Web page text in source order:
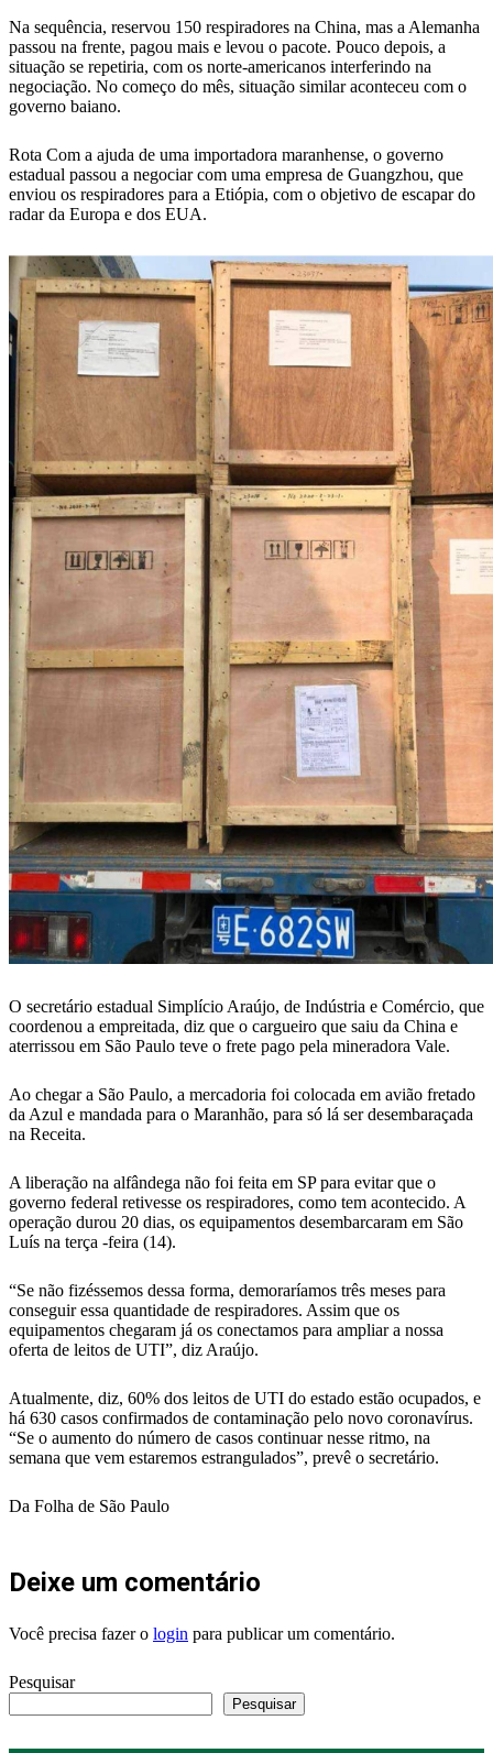
Na sequência, reservou 150 respiradores na China, mas a Alemanha
passou na frente, pagou mais e levou o pacote. Pouco depois, a
situação se repetiria, com os norte-americanos interferindo na
negociação. No começo do mês, situação similar aconteceu com o
governo baiano.
Rota Com a ajuda de uma importadora maranhense, o governo
estadual passou a negociar com uma empresa de Guangzhou, que
enviou os respiradores para a Etiópia, com o objetivo de escapar do
radar da Europa e dos EUA.
O secretário estadual Simplício Araújo, de Indústria e Comércio, que
coordenou a empreitada, diz que o cargueiro que saiu da China e
aterrissou em São Paulo teve o frete pago pela mineradora Vale.
Ao chegar a São Paulo, a mercadoria foi colocada em avião fretado
da Azul e mandada para o Maranhão, para só lá ser desembaraçada
na Receita.
A liberação na alfândega não foi feita em SP para evitar que o
governo federal retivesse os respiradores, como tem acontecido. A
operação durou 20 dias, os equipamentos desembarcaram em São
Luís na terça -feira (14).
“Se não fizéssemos dessa forma, demoraríamos três meses para
conseguir essa quantidade de respiradores. Assim que os
equipamentos chegaram já os conectamos para ampliar a nossa
oferta de leitos de UTI”, diz Araújo.
Atualmente, diz, 60% dos leitos de UTI do estado estão ocupados, e
há 630 casos confirmados de contaminação pelo novo coronavírus.
“Se o aumento do número de casos continuar nesse ritmo, na
semana que vem estaremos estrangulados”, prevê o secretário.
Da Folha de São Paulo
Deixe um comentário
Você precisa fazer o login para publicar um comentário.
Pesquisar
Pesquisar